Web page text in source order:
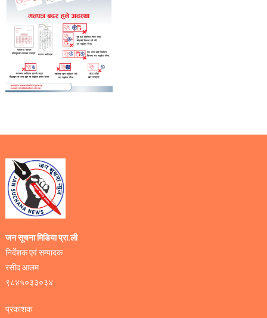
जन सूचना मिडिया प्रा.ली
निर्देशक एवं सम्पादक
रसीद आलम
९८४५०३३०३४
प्रकाशक